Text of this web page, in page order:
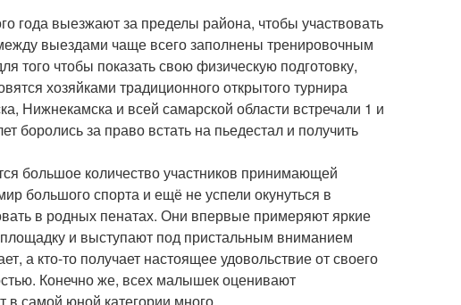
года выезжают за пределы района, чтобы участвовать
выездами чаще всего заполнены тренировочным
того чтобы показать свою физическую подготовку,
хозяйками традиционного открытого турнира
Нижнекамска и всей самарской области встречали 1 и
боролись за право встать на пьедестал и получить
большое количество участников принимающей
большого спорта и ещё не успели окунуться в
в родных пенатах. Они впервые примеряют яркие
и выступают под пристальным вниманием
а кто-то получает настоящее удовольствие от своего
Конечно же, всех малышек оценивают